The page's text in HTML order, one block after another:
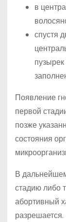
в
спустя
Появление
первой
позже
состояния
В
стадию либо
абортивный
разрешается.